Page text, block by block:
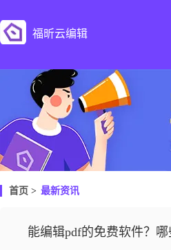
福昕云编辑
首页 > 最新资讯
能编辑pdf的免费软件？哪